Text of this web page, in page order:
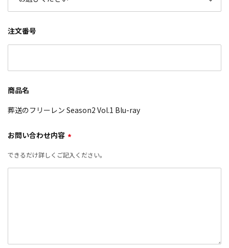
注文番号
商品名
葬送のフリーレン Season2 Vol.1 Blu-ray
お問い合わせ内容 *
できるだけ詳しくご記入ください。